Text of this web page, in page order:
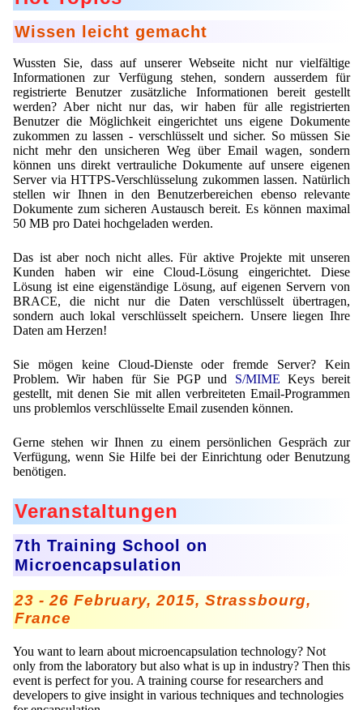
Drip Casting Technologies at BRACE - An overview
(Movie)
Wissen leicht gemacht
Wussten Sie, dass auf unserer Webseite nicht nur vielfältige
Informationen zur Verfügung stehen, sondern ausserdem für
registrierte Benutzer zusätzliche Informationen bereit gestellt
werden? Aber nicht nur das, wir haben für alle registrierten
Benutzer die Möglichkeit eingerichtet uns eigene Dokumente
zukommen zu lassen - verschlüsselt und sicher. So müssen Sie
nicht mehr den unsicheren Weg über Email wagen, sondern
können uns direkt vertrauliche Dokumente auf unsere eigenen
Server via HTTPS-Verschlüsselung zukommen lassen. Natürlich
stellen wir Ihnen in den Benutzerbereichen ebenso relevante
Dokumente zum sicheren Austausch bereit. Es können maximal
50 MB pro Datei hochgeladen werden.
Das ist aber noch nicht alles. Für aktive Projekte mit unseren
Kunden haben wir eine Cloud-Lösung eingerichtet. Diese
Lösung ist eine eigenständige Lösung, auf eigenen Servern von
BRACE, die nicht nur die Daten verschlüsselt übertragen,
sondern auch lokal verschlüsselt speichern. Unsere liegen Ihre
Daten am Herzen!
Sie mögen keine Cloud-Dienste oder fremde Server? Kein
Problem. Wir haben für Sie PGP und S/MIME Keys bereit
gestellt, mit denen Sie mit allen verbreiteten Email-Programmen
uns problemlos verschlüsselte Email zusenden können.
Gerne stehen wir Ihnen zu einem persönlichen Gespräch zur
Verfügung, wenn Sie Hilfe bei der Einrichtung oder Benutzung
benötigen.
Veranstaltungen
7th Training School on
Microencapsulation
23 - 26 February, 2015, Strassbourg,
France
You want to learn about microencapsulation technology? Not
only from the laboratory but also what is up in industry? Then this
event is perfect for you. A training course for researchers and
developers to give insight in various techniques and technologies